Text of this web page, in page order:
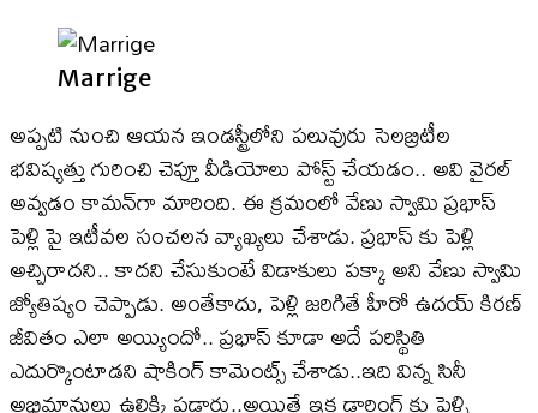
Marrige
అప్పటి నుంచి ఆయన ఇండస్ట్రీలోని పలువురు సెలబ్రిటీల
భవిష్యత్తు గురించి చెప్తూ వీడియోలు పోస్ట్‌ చేయడం.. అవి వైరల్
అవ్వడం కామన్‌గా మారింది. ఈ క్రమంలో వేణు స్వామి ప్రభాస్‌
పెళ్లి పై ఇటీవల సంచలన వ్యాఖ్యలు చేశాడు. ప్రభాస్ కు పెళ్లి
అచ్చిరాదని.. కాదని చేసుకుంటే విడాకులు పక్కా అని వేణు స్వామి
జ్యోతిష్యం చెప్పాడు. అంతేకాదు, పెళ్లి జరిగితే హీరో ఉదయ్‌ కిరణ్‌
జీవితం ఎలా అయ్యిందో.. ప్రభాస్ కూడా అదే పరిస్థితి
ఎదుర్కొంటాడని షాకింగ్ కామెంట్స్ చేశాడు..ఇది విన్న సినీ
అభిమానులు ఉలిక్కి పడ్డారు..అయితే ఇక డార్లింగ్ కు పెళ్ళి